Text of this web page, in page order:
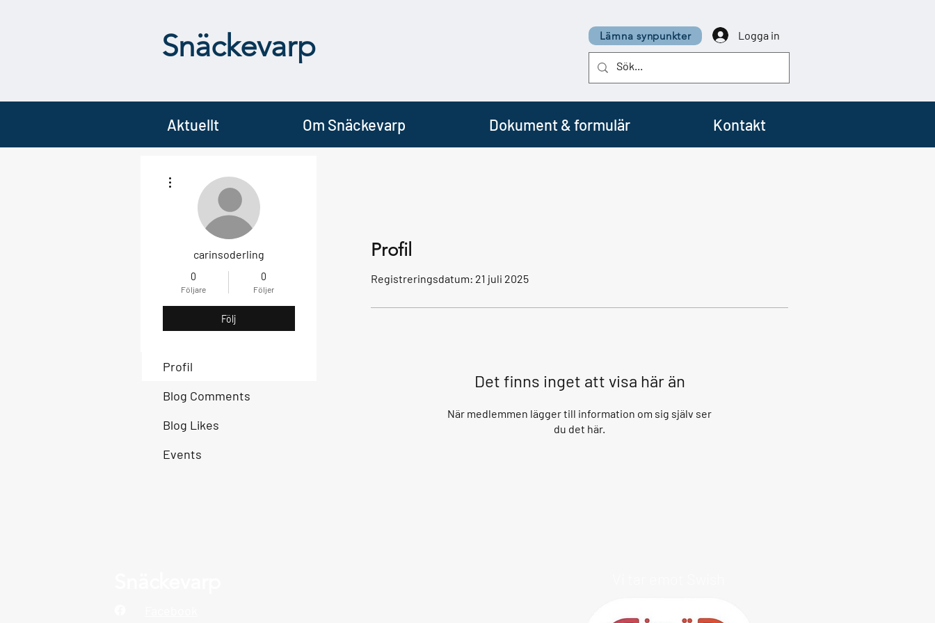
Snäckevarp Logga in
Lämna synpunkter
Aktuellt Om Snäckevarp Dokument & formulär Kontakt
Profil
Registreringsdatum: 21 juli 2025
Det finns inget att visa här än
När medlemmen lägger till information om sig själv ser
du det här.
carinsoderling
0
Följare
0
Följer
Följ
Profil
Blog Comments
Blog Likes
Events